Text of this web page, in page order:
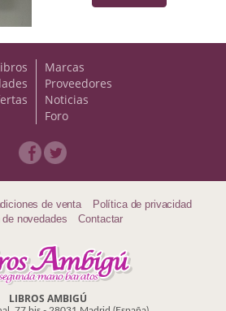
Marcas
Proveedores
Noticias
Foro
de venta
Política de privacidad
novedades
Contactar
LIBROS AMBIGÚ